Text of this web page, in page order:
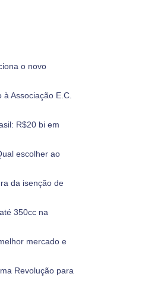
o novo
Associação E.C.
R$20 bi em
escolher ao
da isenção de
350cc na
mercado e
Revolução para